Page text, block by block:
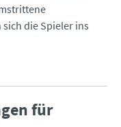
die Spieler ins
für